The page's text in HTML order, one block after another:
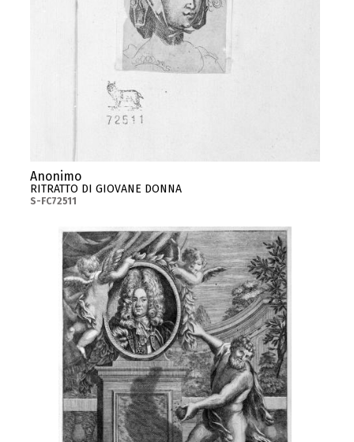
Anonimo
RITRATTO DI GIOVANE DONNA
S-FC72511